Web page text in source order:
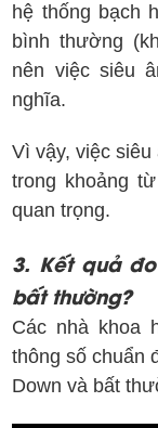
hệ thống bạch
bình thường
nên việc siêu
nghĩa.
Vì vậy, việc
trong khoảng
quan trọng.
3. Kết quả
bất thường?
Các nhà khoa
thông số chuẩn
Down và bất